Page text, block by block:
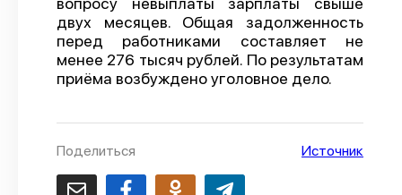
Предложить публикацию
Справочник
API
двух месяцев. Общая задолженность
перед работниками составляет не
менее 276 тысяч рублей. По результатам
приёма возбуждено уголовное дело.
Поделиться Источник